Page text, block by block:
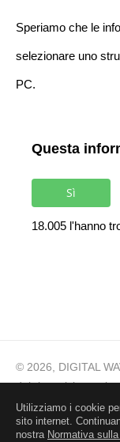
Utilizziamo i cookie
sito internet.
nostra Normativa
Speriamo che le
selezionare uno
PC.
Questa
Sì
18.005 l'hanno
© 2026, DIGITAL
dei rispettivi
Supporto tecnico,
Privacy, GDPR ,